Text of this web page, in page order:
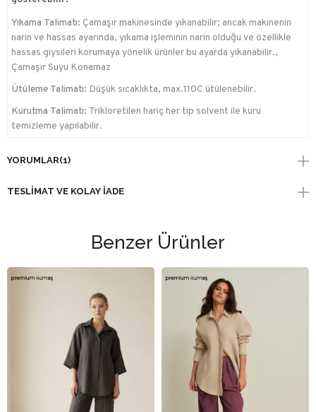
Yıkama Talimatı: Çamaşır makinesinde yıkanabilir; ancak makinenin
narin ve hassas ayarında, yıkama işleminin narin olduğu ve özellikle
hassas giysileri korumaya yönelik ürünler bu ayarda yıkanabilir.,
Çamaşır Suyu Konamaz
Ütüleme Talimatı: Düşük sıcaklıkta, max.110C ütülenebilir.
Kurutma Talimatı: Trikloretilen hariç her tip solvent ile kuru
temizleme yapılabilir.
YORUMLAR(1)
TESLIMAT VE KOLAY İADE
Benzer Ürünler